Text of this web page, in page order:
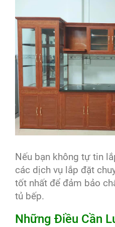
Nếu bạn không tự tin
các dịch vụ lắp đặt
tốt nhất để đảm bảo
tủ bếp.
Những Điều Cần